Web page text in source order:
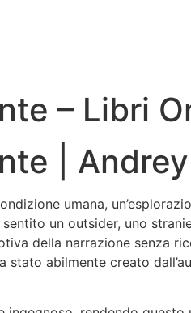
– Libri
|
umana,
un outsider, uno
della narrazione senza
abilmente creato